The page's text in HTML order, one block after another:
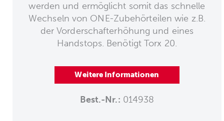
werden und ermöglicht somit das schnelle
Wechseln von ONE-Zubehörteilen wie z.B.
der Vorderschafterhöhung und eines
Handstops. Benötigt Torx 20.
Weitere Informationen
Best.-Nr.: 014938